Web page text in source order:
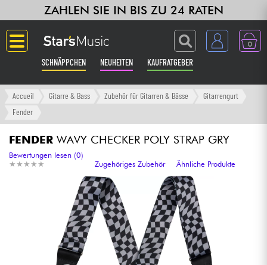
ZAHLEN SIE IN BIS ZU 24 RATEN
0
SCHNÄPPCHEN NEUHEITEN KAUFRATGEBER
Langue
Verstärker & Effekte
Klaviere & Piano
Synths & samplers
Studio
Accueil Gitarre & Bass Zubehör für Gitarren & Bässe
Gitarrengurt
Fender
FENDER WAVY CHECKER POLY STRAP GRY
★ ★ ★ ★ ★
★ ★ ★ ★ ★
Bewertungen lesen (0)
Zugehöriges Zubehör
Ähnliche Produkte